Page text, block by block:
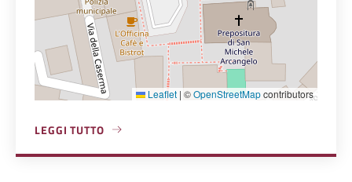
Leaflet | ©OpenStreetMapcontributors
LEGGI TUTTO
A PROPOSITO DI MUNICIPIO